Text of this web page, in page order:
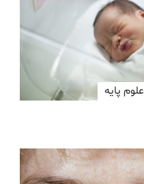
علوم پايه